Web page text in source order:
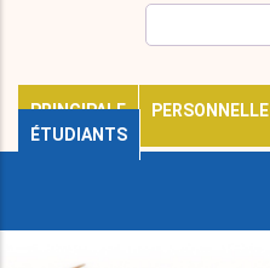
PRINCIPALE
PERSONNELLE
ÉTUDIANTS